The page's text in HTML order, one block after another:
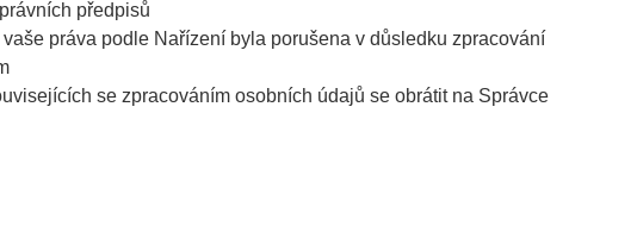
předpisů
práva podle Nařízení byla porušena v důsledku zpracování
se zpracováním osobních údajů se obrátit na Správce